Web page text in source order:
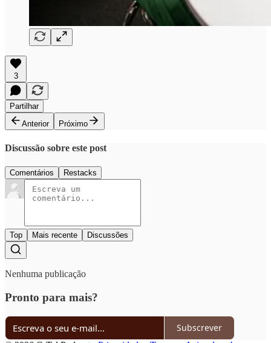
3
Partilhar
Anterior
Próximo
Discussão sobre este post
Comentários Restacks
Top Mais recente Discussões
Nenhuma publicação
Pronto para mais?
Subscrever